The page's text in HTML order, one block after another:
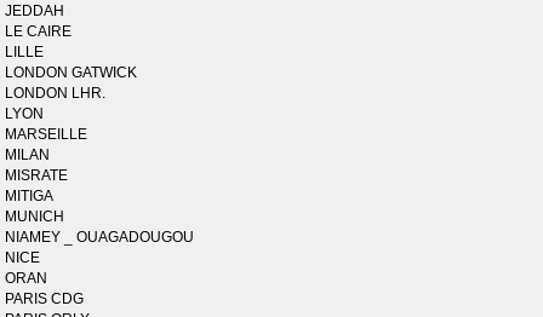
JEDDAH
LE CAIRE
LILLE
LONDON GATWICK
LONDON LHR.
LYON
MARSEILLE
MILAN
MISRATE
MITIGA
MUNICH
NIAMEY _ OUAGADOUGOU
NICE
ORAN
PARIS CDG